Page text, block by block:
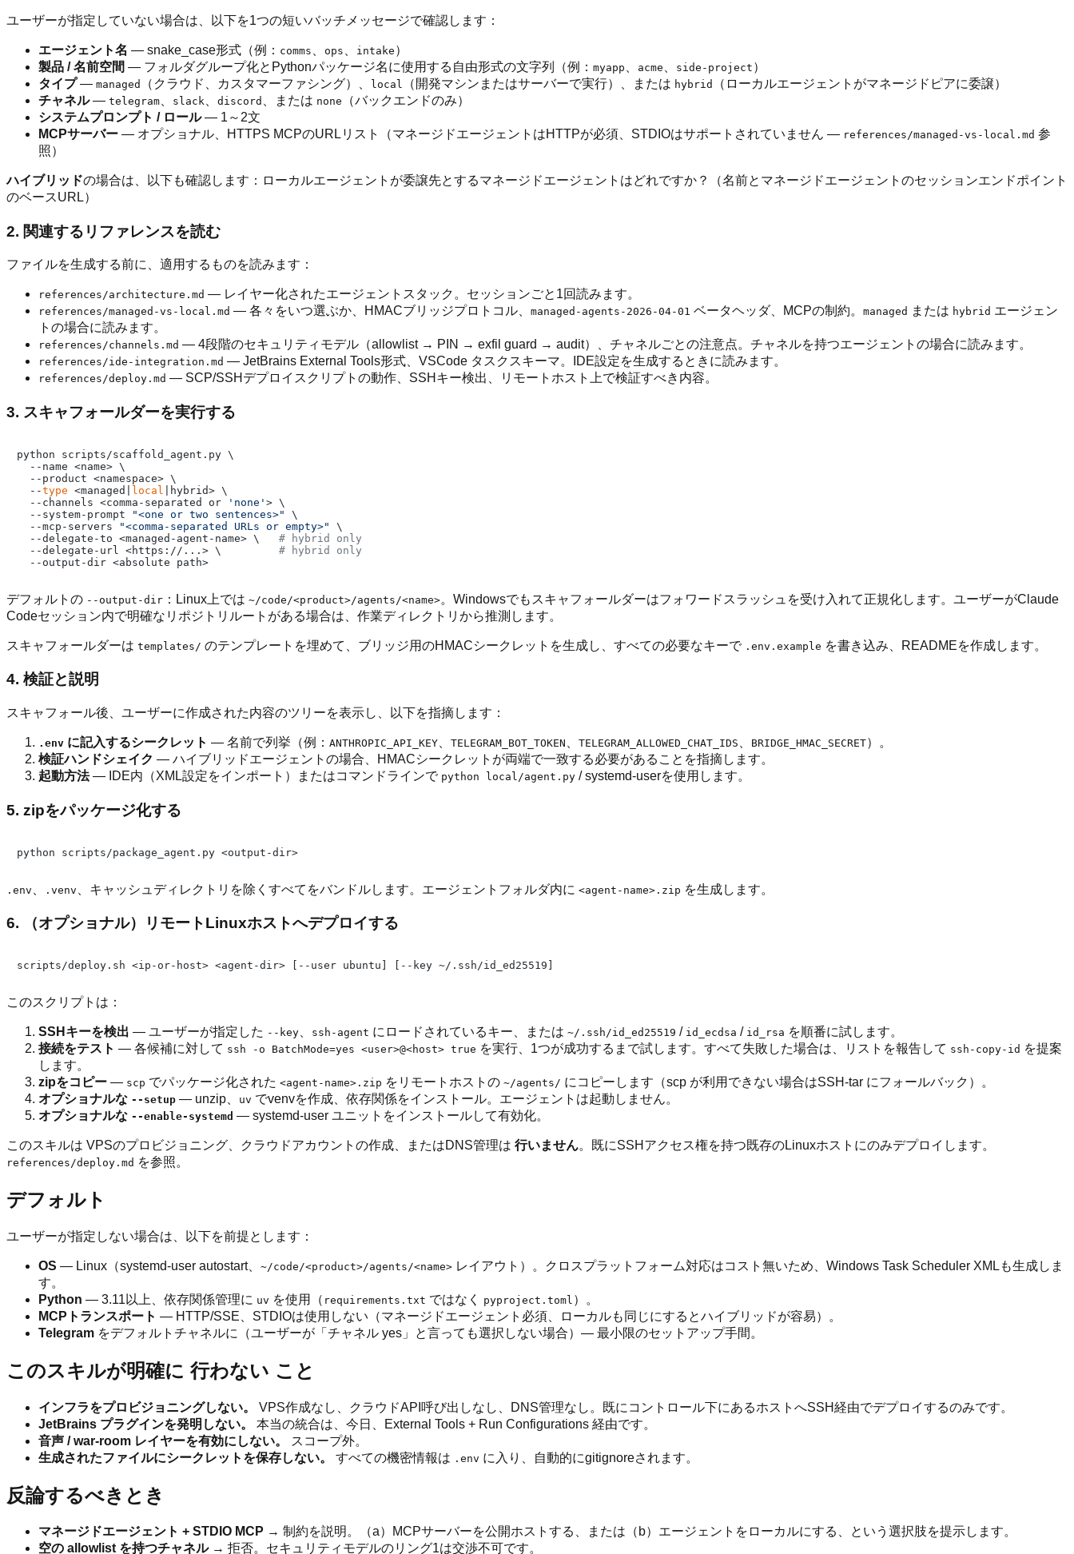
ユーザーが指定していない場合は、以下を1つの短いバッチメッセージで確認します：
エージェント名 — snake_case形式（例： comms ops intake ）
製品 / 名前空間 — フォルダグループ化とPythonパッケージ名に使用する自由形式の文字列（例： myapp acme side-project ）
タイプ— managed （クラウド、カスタマーファシング）、 local （開発マシンまたはサーバーで実行）、または hybrid
（ローカルエージェントがマネージドピアに委譲）
チャネル— telegram slack discord 、または none
（バックエンドのみ）
システムプロンプト / ロール— 1～2文
MCPサーバー — オプショナル、HTTPS MCPのURLリスト（マネージドエージェントはHTTPが必須、STDIOはサポートされていません — references/managed-vs-local.md 参
照）
ハイブリッドの場合は、以下も確認します：ローカルエージェントが委譲先とするマネージドエージェントはどれですか？（名前とマネージドエージェントのセッションエンドポイント
のベースURL）
2. 関連するリファレンスを読む
ファイルを生成する前に、適用するものを読みます：
references/architecture.md — レイヤー化されたエージェントスタック。セッションごと1回読みます。
references/managed-vs-local.md — 各々をいつ選ぶか、HMACブリッジプロトコル、 managed-agents-2026-04-01 ベータヘッダ、MCPの制約。 managed または hybrid エージェン
トの場合に読みます。
references/channels.md — 4段階のセキュリティモデル（allowlist → PIN → exfil guard → audit）、チャネルごとの注意点。チャネルを持つエージェントの場合に読みます。
references/ide-integration.md — JetBrains External Tools形式、VSCode タスクスキーマ。IDE設定を生成するときに読みます。
references/deploy.md — SCP/SSHデプロイスクリプトの動作、SSHキー検出、リモートホスト上で検証すべき内容。
3. スキャフォールダーを実行する
python scripts/scaffold_agent.py \
  --name <name> \
  --product <namespace> \
  --
type <managed| local
|hybrid> \
  --channels <comma-separated or
'none' > \
  --system-prompt
"<one or two sentences>"
\
  --mcp-servers
"<comma-separated URLs or empty>"
\
  --delegate-to <managed-agent-name> \
# hybrid only
  --delegate-url <https://...> \
# hybrid only
デフォルトの --output-dir ：Linux上では ~/code/<product>/agents/<name>。Windowsでもスキャフォールダーはフォワードスラッシュを受け入れて正規化します。ユーザーがClaude
Codeセッション内で明確なリポジトリルートがある場合は、作業ディレクトリから推測します。
スキャフォールダーは templates/ のテンプレートを埋めて、ブリッジ用のHMACシークレットを生成し、すべての必要なキーで .env.example を書き込み、READMEを作成します。
4. 検証と説明
スキャフォール後、ユーザーに作成された内容のツリーを表示し、以下を指摘します：
.env に記入するシークレット — 名前で列挙（例： ANTHROPIC_API_KEY TELEGRAM_BOT_TOKEN TELEGRAM_ALLOWED_CHAT_IDS BRIDGE_HMAC_SECRET）。
検証ハンドシェイク — ハイブリッドエージェントの場合、HMACシークレットが両端で一致する必要があることを指摘します。
起動方法— IDE内（XML設定をインポート）またはコマンドラインで python local/agent.py / systemd-userを使用します。
5. zipをパッケージ化する
.env .venv 、キャッシュディレクトリを除くすべてをバンドルします。エージェントフォルダ内に <agent-name>.zip を生成します。
6. （オプショナル）リモートLinuxホストへデプロイする
このスクリプトは：
SSHキーを検出 — ユーザーが指定した --key ssh-agent にロードされているキー、または ~/.ssh/id_ed25519 / id_ecdsa / id_rsa を順番に試します。
接続をテスト — 各候補に対して ssh -o BatchMode=yes <user>@<host> true を実行、1つが成功するまで試します。すべて失敗した場合は、リストを報告して ssh-copy-id を提案
します。
zipをコピー — scp でパッケージ化された <agent-name>.zip をリモートホストの ~/agents/ にコピーします（scp が利用できない場合はSSH-tar にフォールバック）。
オプショナルな --setup — unzip、 uv でvenvを作成、依存関係をインストール。エージェントは起動しません。
オプショナルな --enable-systemd — systemd-user ユニットをインストールして有効化。
このスキルは VPSのプロビジョニング、クラウドアカウントの作成、またはDNS管理は 行いません。既にSSHアクセス権を持つ既存のLinuxホストにのみデプロイします。
references/deploy.md を参照。
デフォルト
ユーザーが指定しない場合は、以下を前提とします：
OS — Linux（systemd-user autostart、 ~/code/<product>/agents/<name> レイアウト）。クロスプラットフォーム対応はコスト無いため、Windows Task Scheduler XMLも生成しま
す。
Python — 3.11以上、依存関係管理に uv を使用（ requirements.txt ではなく pyproject.toml ）。
MCPトランスポート — HTTP/SSE、STDIOは使用しない（マネージドエージェント必須、ローカルも同じにするとハイブリッドが容易）。
Telegram をデフォルトチャネルに（ユーザーが「チャネル yes」と言っても選択しない場合）— 最小限のセットアップ手間。
このスキルが明確に 行わない こと
インフラをプロビジョニングしない。
VPS作成なし、クラウドAPI呼び出しなし、DNS管理なし。既にコントロール下にあるホストへSSH経由でデプロイするのみです。
JetBrains プラグインを発明しない。
本当の統合は、今日、External Tools + Run Configurations 経由です。
音声 / war-room レイヤーを有効にしない。
スコープ外。
生成されたファイルにシークレットを保存しない。
すべての機密情報は .env に入り、自動的にgitignoreされます。
反論するべきとき
マネージドエージェント + STDIO MCP → 制約を説明。（a）MCPサーバーを公開ホストする、または（b）エージェントをローカルにする、という選択肢を提示します。
空の allowlist を持つチャネル→ 拒否。セキュリティモデルのリング1は交渉不可です。